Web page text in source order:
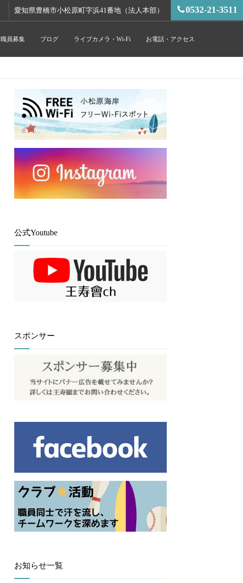
愛知県豊橋市小松原町字浜41番地（法人本部） 0532-21-3511
職員募集 ブログ ライブカメラ・Wi-Fi お電話・アクセス
公式Youtube
スポンサー
お知らせ一覧